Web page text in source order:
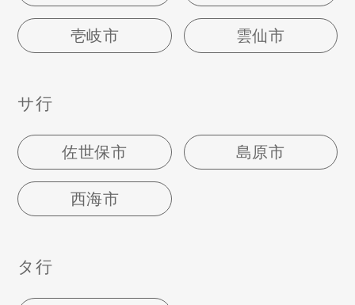
壱岐市 雲仙市
サ行
佐世保市 島原市
西海市
タ行